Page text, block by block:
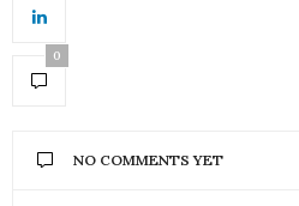
0
NO COMMENTS YET